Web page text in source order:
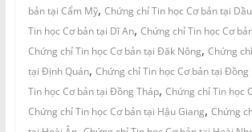
bản tại Cẩm Mỹ, Chứng chỉ Tin học Cơ bản tại
Tin học Cơ bản tại Dĩ An, Chứng chỉ Tin học Cơ
Chứng chỉ Tin học Cơ bản tại Đăk Nông, Chứng
tại Định Quán, Chứng chỉ Tin học Cơ bản tại Đồng
Tin học Cơ bản tại Đồng Tháp, Chứng chỉ Tin học
Chứng chỉ Tin học Cơ bản tại Hậu Giang, Chứng